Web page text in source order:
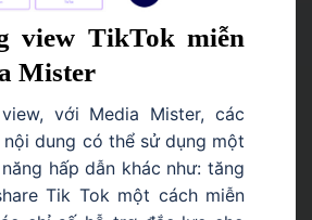
view TikTok miễn
Mister
với Media Mister, các
nội dung có thể sử dụng một
hấp dẫn khác như: tăng
Tik Tok một cách miễn